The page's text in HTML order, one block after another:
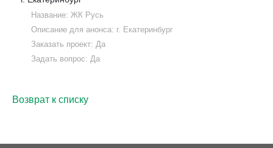
Название: ЖК Русь
Описание для анонса: г. Екатеринбург
Заказать проект: Да
Задать вопрос: Да
Возврат к списку